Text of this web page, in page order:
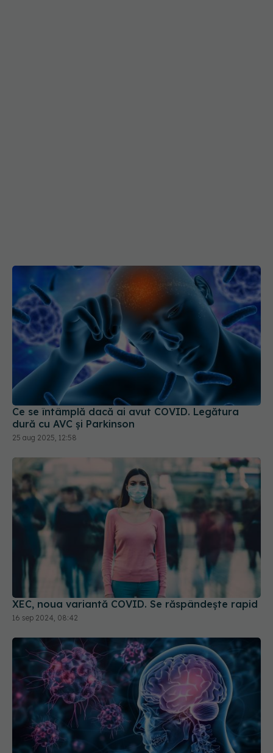
Ce se întâmplă dacă ai avut COVID. Legătura
dură cu AVC și Parkinson
25 aug 2025, 12:58
XEC, noua variantă COVID. Se răspândește rapid
16 sep 2024, 08:42